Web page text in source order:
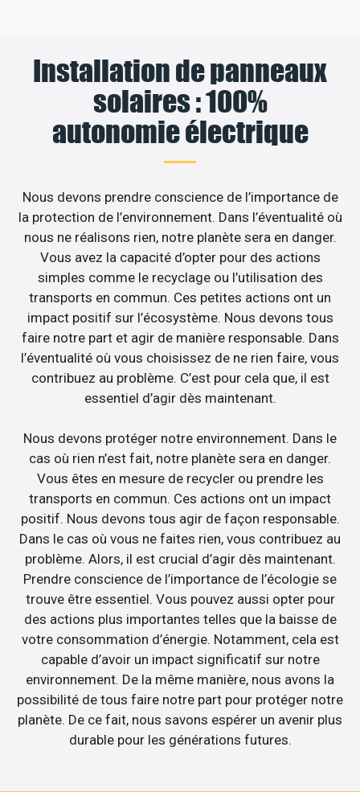
Installation de panneaux
solaires : 100%
autonomie électrique
Nous devons prendre conscience de l’importance de
la protection de l’environnement. Dans l’éventualité où
nous ne réalisons rien, notre planète sera en danger.
Vous avez la capacité d’opter pour des actions
simples comme le recyclage ou l’utilisation des
transports en commun. Ces petites actions ont un
impact positif sur l’écosystème. Nous devons tous
faire notre part et agir de manière responsable. Dans
l’éventualité où vous choisissez de ne rien faire, vous
contribuez au problème. C’est pour cela que, il est
essentiel d’agir dès maintenant.
Nous devons protéger notre environnement. Dans le
cas où rien n’est fait, notre planète sera en danger.
Vous êtes en mesure de recycler ou prendre les
transports en commun. Ces actions ont un impact
positif. Nous devons tous agir de façon responsable.
Dans le cas où vous ne faites rien, vous contribuez au
problème. Alors, il est crucial d’agir dès maintenant.
Prendre conscience de l’importance de l’écologie se
trouve être essentiel. Vous pouvez aussi opter pour
des actions plus importantes telles que la baisse de
votre consommation d’énergie. Notamment, cela est
capable d’avoir un impact significatif sur notre
environnement. De la même manière, nous avons la
possibilité de tous faire notre part pour protéger notre
planète. De ce fait, nous savons espérer un avenir plus
durable pour les générations futures.